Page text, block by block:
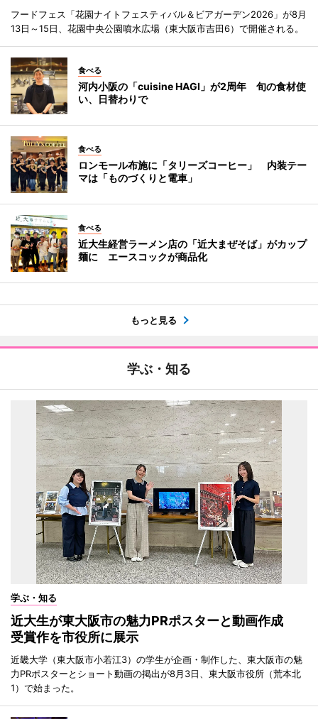
フードフェス「花園ナイトフェスティバル＆ビアガーデン2026」が8月
13日～15日、花園中央公園噴水広場（東大阪市吉田6）で開催される。
食べる
河内小阪の「cuisine HAGI」が2周年 旬の食材使
い、日替わりで
食べる
ロンモール布施に「タリーズコーヒー」 内装テー
マは「ものづくりと電車」
食べる
近大生経営ラーメン店の「近大まぜそば」がカップ
麺に エースコックが商品化
もっと見る
学ぶ・知る
学ぶ・知る
近大生が東大阪市の魅力PRポスターと動画作成
受賞作を市役所に展示
近畿大学（東大阪市小若江3）の学生が企画・制作した、東大阪市の魅
力PRポスターとショート動画の掲出が8月3日、東大阪市役所（荒本北
1）で始まった。